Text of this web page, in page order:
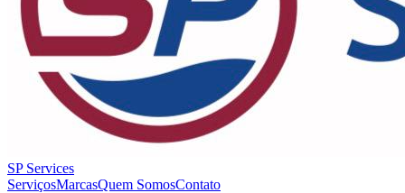
SP Services
ServiçosMarcasQuem SomosContato